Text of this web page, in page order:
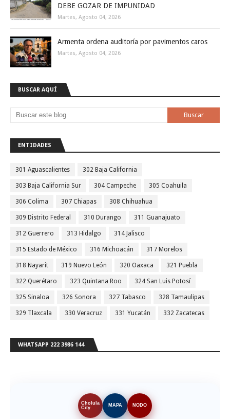
DEBE GOZAR DE IMPUNIDAD
Martes, Agosto 04, 2026
Armenta ordena auditoría por pavimentos caros
Martes, Agosto 04, 2026
BUSCAR AQUÍ
ENTIDADES
301 Aguascalientes 302 Baja California
303 Baja California Sur 304 Campeche 305 Coahuila
306 Colima 307 Chiapas 308 Chihuahua
309 Distrito Federal 310 Durango 311 Guanajuato
312 Guerrero 313 Hidalgo 314 Jalisco
315 Estado de México 316 Michoacán 317 Morelos
318 Nayarit 319 Nuevo León 320 Oaxaca 321 Puebla
322 Querétaro 323 Quintana Roo 324 San Luis Potosí
325 Sinaloa 326 Sonora 327 Tabasco 328 Tamaulipas
329 Tlaxcala 330 Veracruz 331 Yucatán 332 Zacatecas
WHATSAPP 222 3986 144
Cholula
City
MAPA NODO